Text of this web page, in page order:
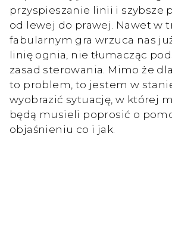
przyspieszanie linii i szybsze
od lewej do prawej. Nawet w
fabularnym gra wrzuca nas
linię ognia, nie tłumacząc
zasad sterowania. Mimo że
to problem, to jestem w
wyobrazić sytuację, w której
będą musieli poprosić o
objaśnieniu co i jak.